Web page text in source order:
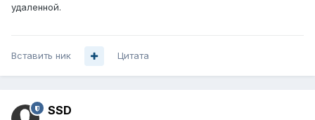
удаленной.
Вставить ник Цитата
SSD